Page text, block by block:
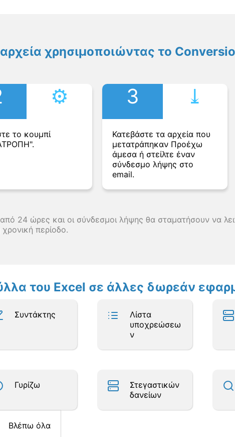
χρησιμοποιώντας το
⚙︎
το κουμπί
3 ⤓︎
Κατεβάστε τα αρχεία που
μετατράπηκαν Προέχω
άμεσα ή στείλτε έναν
σύνδεσμο λήψης στο
email.
24 ώρες και οι σύνδεσμοι λήψης θα σταματήσουν να
χρονική περίοδο.
του Excel σε άλλες δωρεάν
Συντάκτης
Λίστα
υποχρεώσεω
ν
Γυρίζω
Στεγαστικών
δανείων
Βλέπω όλα